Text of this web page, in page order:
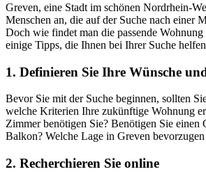
Greven, eine Stadt im schönen Nordrhein-
Menschen an, die auf der Suche nach einer
Doch wie findet man die passende
einige Tipps, die Ihnen bei Ihrer Suche
1. Definieren Sie Ihre Wünsche
Bevor Sie mit der Suche beginnen, sollten
welche Kriterien Ihre zukünftige Wohnung
Zimmer benötigen Sie? Benötigen Sie einen
Balkon? Welche Lage in Greven bevorzugen
2. Recherchieren Sie online